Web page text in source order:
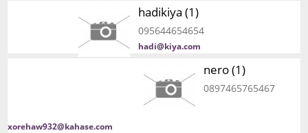
hadikiya (1)
095644654654
hadi@kiya.com
nero (1)
0897465765467
xorehaw932@kahase.com